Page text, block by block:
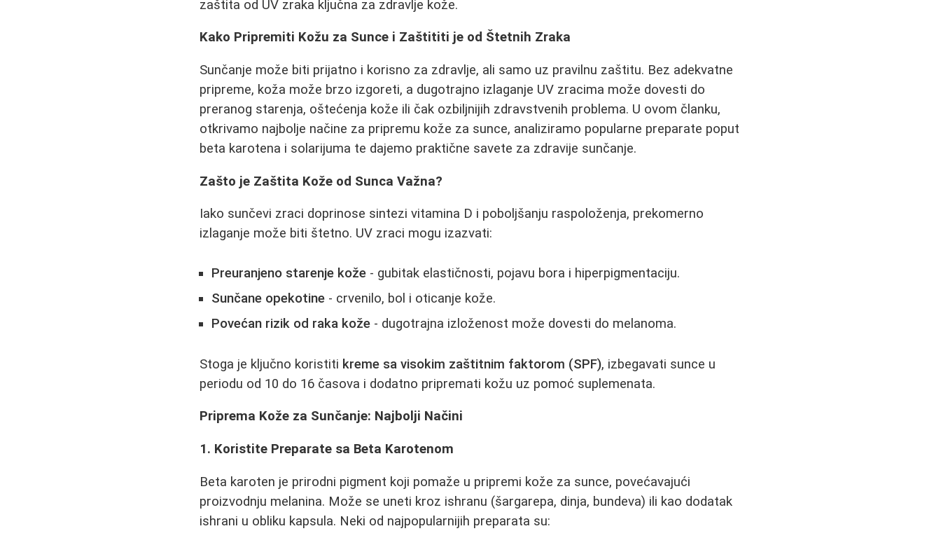
zaštita od UV zraka ključna za zdravlje kože.
Kako Pripremiti Kožu za Sunce i Zaštititi je od Štetnih Zraka
Sunčanje može biti prijatno i korisno za zdravlje, ali samo uz pravilnu zaštitu. Bez adekvatne
pripreme, koža može brzo izgoreti, a dugotrajno izlaganje UV zracima može dovesti do
preranog starenja, oštećenja kože ili čak ozbiljnijih zdravstvenih problema. U ovom članku,
otkrivamo najbolje načine za pripremu kože za sunce, analiziramo popularne preparate poput
beta karotena i solarijuma te dajemo praktične savete za zdravije sunčanje.
Zašto je Zaštita Kože od Sunca Važna?
Iako sunčevi zraci doprinose sintezi vitamina D i poboljšanju raspoloženja, prekomerno
izlaganje može biti štetno. UV zraci mogu izazvati:
Preuranjeno starenje kože - gubitak elastičnosti, pojavu bora i hiperpigmentaciju.
Sunčane opekotine - crvenilo, bol i oticanje kože.
Povećan rizik od raka kože - dugotrajna izloženost može dovesti do melanoma.
Stoga je ključno koristiti kreme sa visokim zaštitnim faktorom (SPF), izbegavati sunce u
periodu od 10 do 16 časova i dodatno pripremati kožu uz pomoć suplemenata.
Priprema Kože za Sunčanje: Najbolji Načini
1. Koristite Preparate sa Beta Karotenom
Beta karoten je prirodni pigment koji pomaže u pripremi kože za sunce, povećavajući
proizvodnju melanina. Može se uneti kroz ishranu (šargarepa, dinja, bundeva) ili kao dodatak
ishrani u obliku kapsula. Neki od najpopularnijih preparata su: